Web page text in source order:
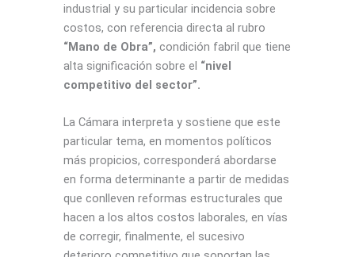
industrial y su particular incidencia sobre
costos, con referencia directa al rubro
“Mano de Obra”, condición fabril que tiene
alta significación sobre el “nivel
competitivo del sector”.
La Cámara interpreta y sostiene que este
particular tema, en momentos políticos
más propicios, corresponderá abordarse
en forma determinante a partir de medidas
que conlleven reformas estructurales que
hacen a los altos costos laborales, en vías
de corregir, finalmente, el sucesivo